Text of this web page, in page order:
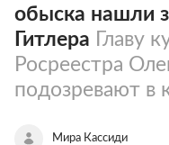
обыска нашли
Гитлера Главу
Росреестра
подозревают в
Мира Кассиди